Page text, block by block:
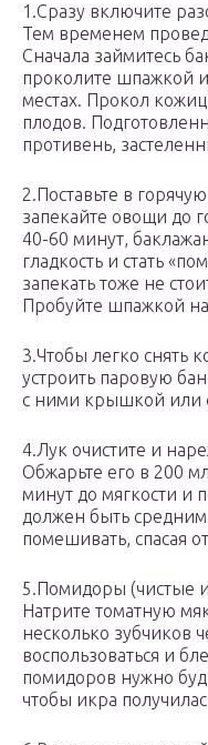
1.Сразу включите
Тем временем
Сначала займитесь
проколите шпажкой
местах. Прокол
плодов.
противень,
2.Поставьте в
запекайте овощи до
40-60 минут,
гладкость и стать
запекать тоже не
Пробуйте шпажкой на
3.Чтобы легко снять
устроить паровую
с ними крышкой или
4.Лук очистите и
Обжарьте его в 200
минут до мягкости и
должен быть
помешивать, спасая
5.Помидоры (чистые
Натрите томатную
несколько зубчиков
воспользоваться и
помидоров нужно
чтобы икра